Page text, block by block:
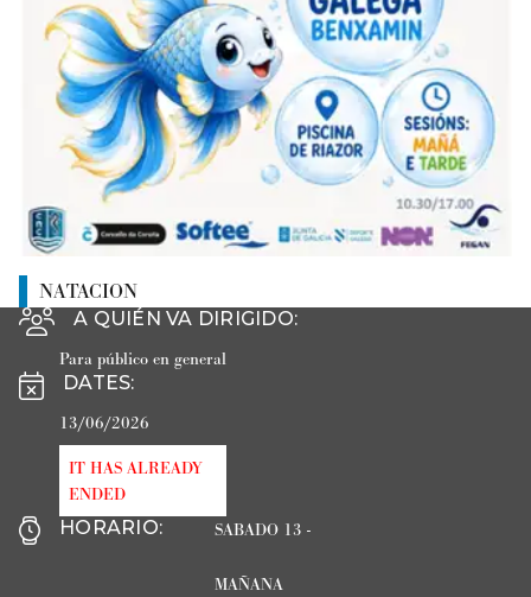
NATACION
A QUIÉN VA DIRIGIDO:
Para público en general
DATES:
13/06/2026
IT HAS ALREADY
ENDED
HORARIO: SABADO 13 -
MAÑANA